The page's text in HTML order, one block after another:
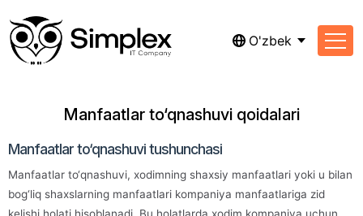
O'zbek
Manfaatlar to‘qnashuvi qoidalari
Manfaatlar to‘qnashuvi tushunchasi
Manfaatlar to‘qnashuvi, xodimning shaxsiy manfaatlari yoki u bilan
bog‘liq shaxslarning manfaatlari kompaniya manfaatlariga zid